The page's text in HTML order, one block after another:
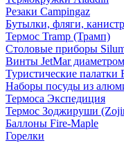
Резаки Campingaz
Бутылки, фляги,
Термос Tramp (Трамп)
Столовые приборы
Винты JetMar
Туристические палатки
Наборы посуды из
Термоса Экспедиция
Термос Зоджируши
Баллоны Fire-Maple
Горелки